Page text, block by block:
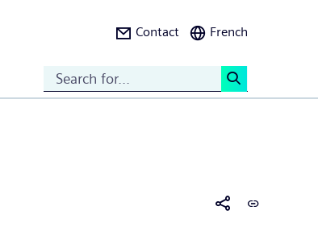
Contact French